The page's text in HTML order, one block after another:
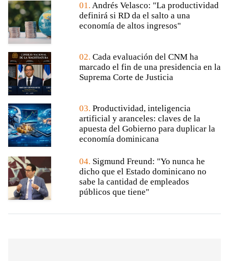
01. Andrés Velasco: "La productividad
definirá si RD da el salto a una
economía de altos ingresos"
02. Cada evaluación del CNM ha
marcado el fin de una presidencia en la
Suprema Corte de Justicia
03. Productividad, inteligencia
artificial y aranceles: claves de la
apuesta del Gobierno para duplicar la
economía dominicana
04. Sigmund Freund: "Yo nunca he
dicho que el Estado dominicano no
sabe la cantidad de empleados
públicos que tiene"